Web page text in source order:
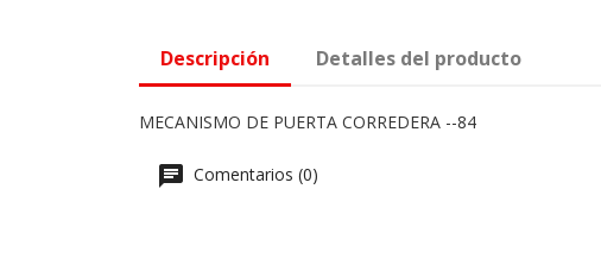
Descripción Detalles del producto
MECANISMO DE PUERTA CORREDERA --84
Comentarios (0)